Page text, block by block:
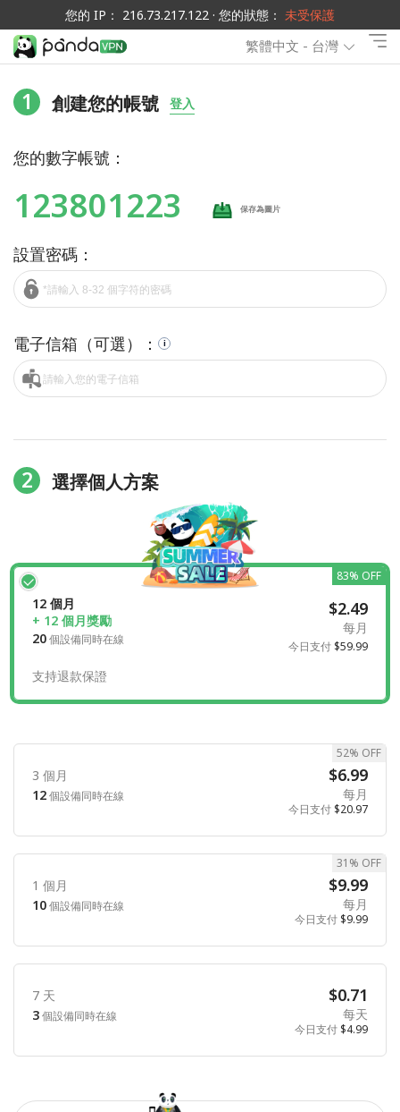
您的 IP： 216.73.217.122 · 您的狀態： 未受保護
繁體中文 - 台灣
1 創建您的帳號 登入
您的數字帳號：
123801223 保存為圖片
設置密碼：
電子信箱（可選）： i
2 選擇個人方案
12 個月
+ 12 個月獎勵
20個設備同時在線
$2.49
每月
今日支付 $59.99
83% OFF
支持退款保證
3 個月
12個設備同時在線
$6.99
每月
今日支付 $20.97
52% OFF
1 個月
10個設備同時在線
$9.99
每月
今日支付 $9.99
31% OFF
7 天
3個設備同時在線
$0.71
每天
今日支付 $4.99